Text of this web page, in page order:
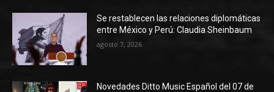
Se restablecen las relaciones diplomáticas
entre México y Perú: Claudia Sheinbaum
agosto 7, 2026
Novedades Ditto Music Español del 07 de